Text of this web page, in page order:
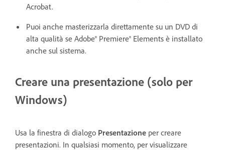
Acrobat.
Puoi anche masterizzarla direttamente su un DVD di
alta qualità se Adobe® Premiere® Elements è installato
anche sul sistema.
Creare una presentazione (solo per
Windows)
Usa la finestra di dialogo Presentazione per creare
presentazioni. In qualsiasi momento, per visualizzare